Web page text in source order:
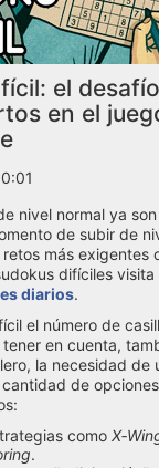
el
en el
nivel normal ya
de subir de
más exigentes
difíciles visita
diarios.
el número de
en cuenta,
la necesidad de
de
como
.